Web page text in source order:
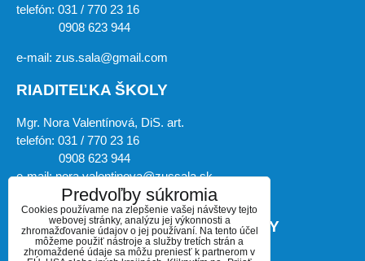
telefón: 031 / 770 23 16
0908 623 944
e-mail: zus.sala@gmail.com
RIADITEĽKA ŠKOLY
Mgr. Nora Valentínová, DiS. art.
telefón: 031 / 770 23 16
0908 623 944
e-mail: nora.valentinova@zussala.sk
ZÁSTUPKYŇA RIADITEĽKY ŠKOLY
Predvoľby súkromia
Cookies používame na zlepšenie vašej návštevy tejto
webovej stránky, analýzu jej výkonnosti a
zhromažďovanie údajov o jej používaní. Na tento účel
môžeme použiť nástroje a služby tretích strán a
zhromaždené údaje sa môžu preniesť k partnerom v